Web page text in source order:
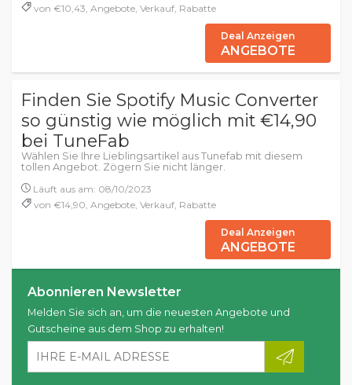
von €10,43, Angebote, Verkauf, Rabatte
Deal Anzeigen
ANGEBOTE
Finden Sie Spotify Music Converter
so günstig wie möglich mit €14,90
bei TuneFab
Wählen Sie Ihre Lieblingsartikel aus Tunefab mit diesem
tollen Angebot. Zögern Sie nicht länger.
Läuft aus am: 08/10/2023
von €14,90, Angebote, Verkauf, Rabatte
Deal Anzeigen
ANGEBOTE
Abonnieren Newsletter
Melden Sie sich an, um die neuesten Angebote und
Gutscheine aus dem Shop zu erhalten!